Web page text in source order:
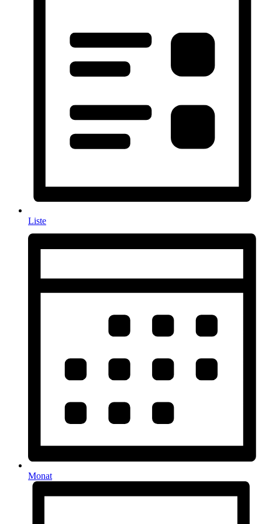
Liste
Monat